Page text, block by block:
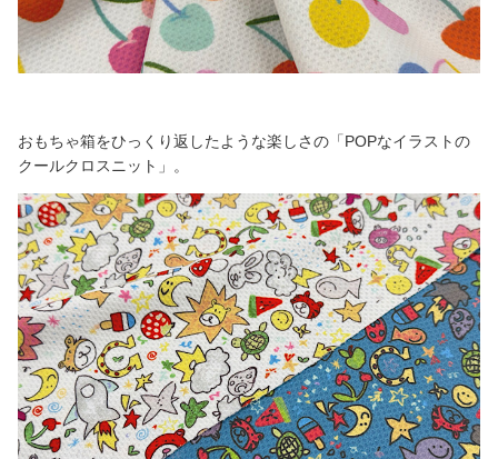
おもちゃ箱をひっくり返したような楽しさの「POPなイラストの
クールクロスニット」。